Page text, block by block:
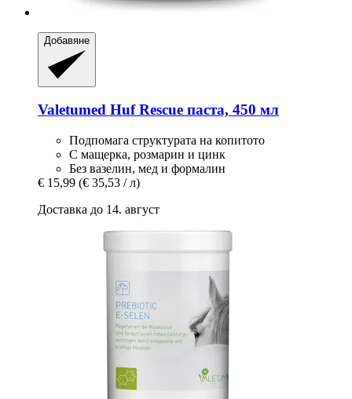
Добавяне
Valetumed Huf Rescue паста, 450 мл
Подпомага структурата на копитото
С мащерка, розмарин и цинк
Без вазелин, мед и формалин
€ 15,99 (€ 35,53 / л)
Доставка до 14. август